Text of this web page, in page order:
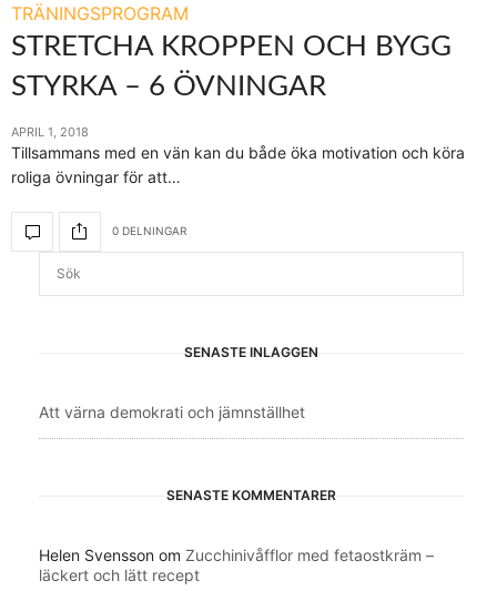
TRÄNINGSPROGRAM
STRETCHA KROPPEN OCH BYGG
STYRKA – 6 ÖVNINGAR
APRIL 1, 2018
Tillsammans med en vän kan du både öka motivation och köra
roliga övningar för att…
0 DELNINGAR
SENASTE INLÄGGEN
Att värna demokrati och jämnställhet
SENASTE KOMMENTARER
Helen Svensson om Zucchinivåfflor med fetaostkräm –
läckert och lätt recept